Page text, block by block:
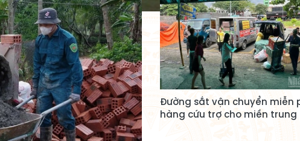
Đường sắt vận chuyển miễn
hàng cứu trợ cho miền trung